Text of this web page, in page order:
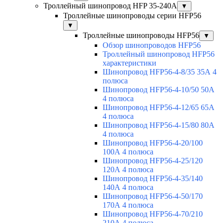
Троллейный шинопровод HFP 35-240А ▼
Троллейные шинопроводы серии HFP56
▼
Троллейные шинопроводы HFP56 ▼
Обзор шинопроводов HFP56
Троллейный шинопровод HFP56
характеристики
Шинопровод HFP56-4-8/35 35А 4
полюса
Шинопровод HFP56-4-10/50 50А
4 полюса
Шинопровод HFP56-4-12/65 65А
4 полюса
Шинопровод HFP56-4-15/80 80А
4 полюса
Шинопровод HFP56-4-20/100
100А 4 полюса
Шинопровод HFP56-4-25/120
120А 4 полюса
Шинопровод HFP56-4-35/140
140А 4 полюса
Шинопровод HFP56-4-50/170
170А 4 полюса
Шинопровод HFP56-4-70/210